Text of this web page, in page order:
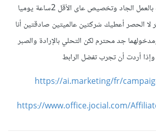
الأنترنيت وهنا أوصيك بالعمل الجاد وتخصيص عاى الأقل 2ساعة يوميا
لا الحصر أعطيك شركتين عالميتين صادقتين أنا
جد محترم لكن التحلي بالإرادة والصبر
أردت أن تجرب تفضل الرابط
https://ai.marketing/fr/
https://www.office.jocial.com/